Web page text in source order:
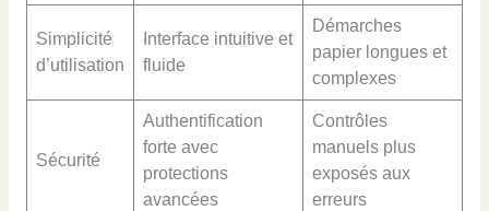
Simplicité
d’utilisation
Interface intuitive et
fluide
Démarches
papier longues et
complexes
Sécurité
Authentification
forte avec
protections
avancées
Contrôles
manuels plus
exposés aux
erreurs